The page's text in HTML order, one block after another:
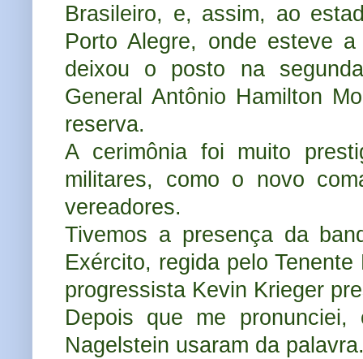
Brasileiro, e, assim, ao
Porto Alegre, onde esteve
deixou o posto na
General Antônio Hamilton
reserva.
A cerimônia foi muito
militares, como o novo
vereadores.
Tivemos a presença da
Exército, regida pelo
progressista Kevin Krieger
Depois que me
Nagelstein usaram da